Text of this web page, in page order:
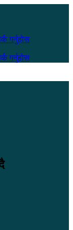
गर्नुहोस
गर्नुहोस